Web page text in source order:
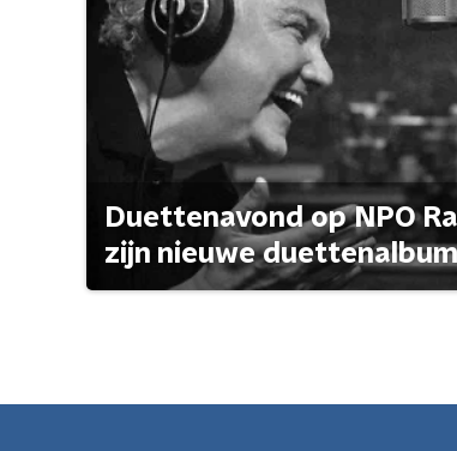
Duettenavond op NPO
zijn nieuwe duettenalbum